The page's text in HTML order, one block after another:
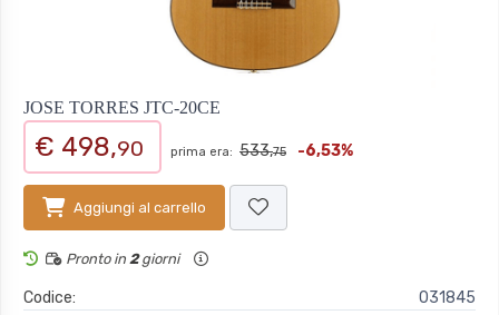
JOSE TORRES JTC-20CE
€ 498,90 prima era: 533,75 -6,53%
Aggiungi al carrello
Pronto in 2giorni
Codice: 031845